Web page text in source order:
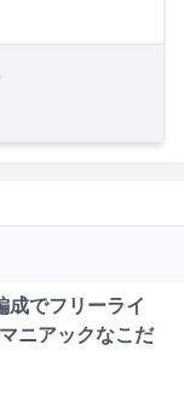
成でフリーライ
ニアックなこだ